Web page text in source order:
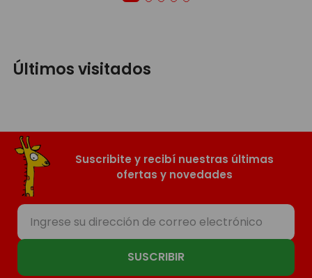
Últimos visitados
Suscribite y recibí nuestras últimas
ofertas y novedades
SUSCRIBIR